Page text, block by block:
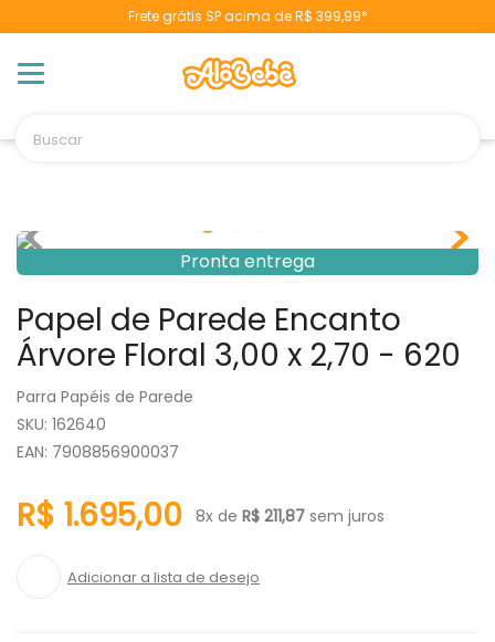
Frete grátis SP acima de R$ 399,99*
Pronta entrega
Papel de Parede Encanto
Árvore Floral 3,00 x 2,70 - 620
Parra Papéis de Parede
: 162640
EAN: 7908856900037
R$ 1.695,00 8x de R$ 211,87 sem juros
TERMOS MAIS BUSCADOS
º
toalha banho
6º
fralda
8
poltrona
9º
cobertor manta
10º banheira